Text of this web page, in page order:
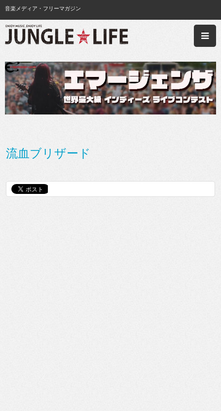
音楽メディア・フリーマガジン
流血ブリザード